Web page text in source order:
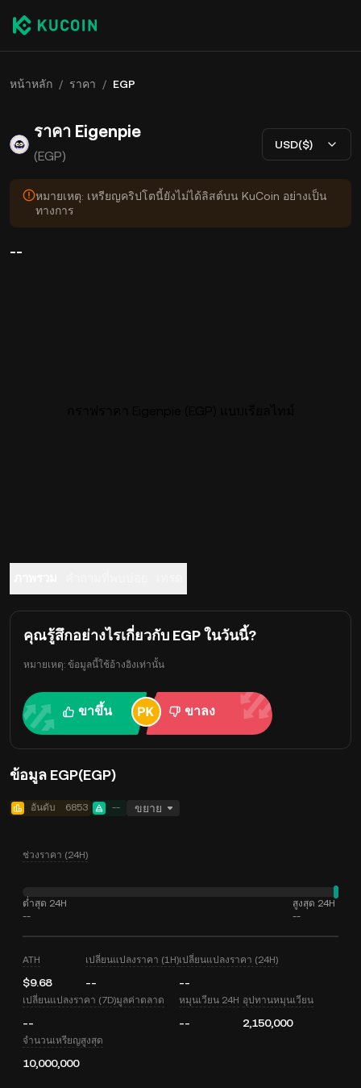
หน้าหลัก / ราคา / EGP
ราคา Eigenpie
(EGP)
USD($)
หมายเหตุ: เหรียญคริปโตนี้ยังไม่ได้ลิสต์บน KuCoin อย่างเป็น
ทางการ
--
คุณรู้สึกอย่างไรเกี่ยวกับ EGP ในวันนี้?
หมายเหตุ: ข้อมูลนี้ใช้อ้างอิงเท่านั้น
ขาขึ้น ขาลง
ข้อมูล EGP(EGP)
อันดับ 6853 -- ขยาย
ช่วงราคา (24H)
ต่ำสุด 24H
--
สูงสุด 24H
--
ATH
$9.68
เปลี่ยนแปลงราคา (1H)
--
เปลี่ยนแปลงราคา (24H)
--
เปลี่ยนแปลงราคา (7D)
--
มูลค่าตลาด หมุนเวียน 24H
--
อุปทานหมุนเวียน
2,150,000
จำนวนเหรียญสูงสุด
10,000,000